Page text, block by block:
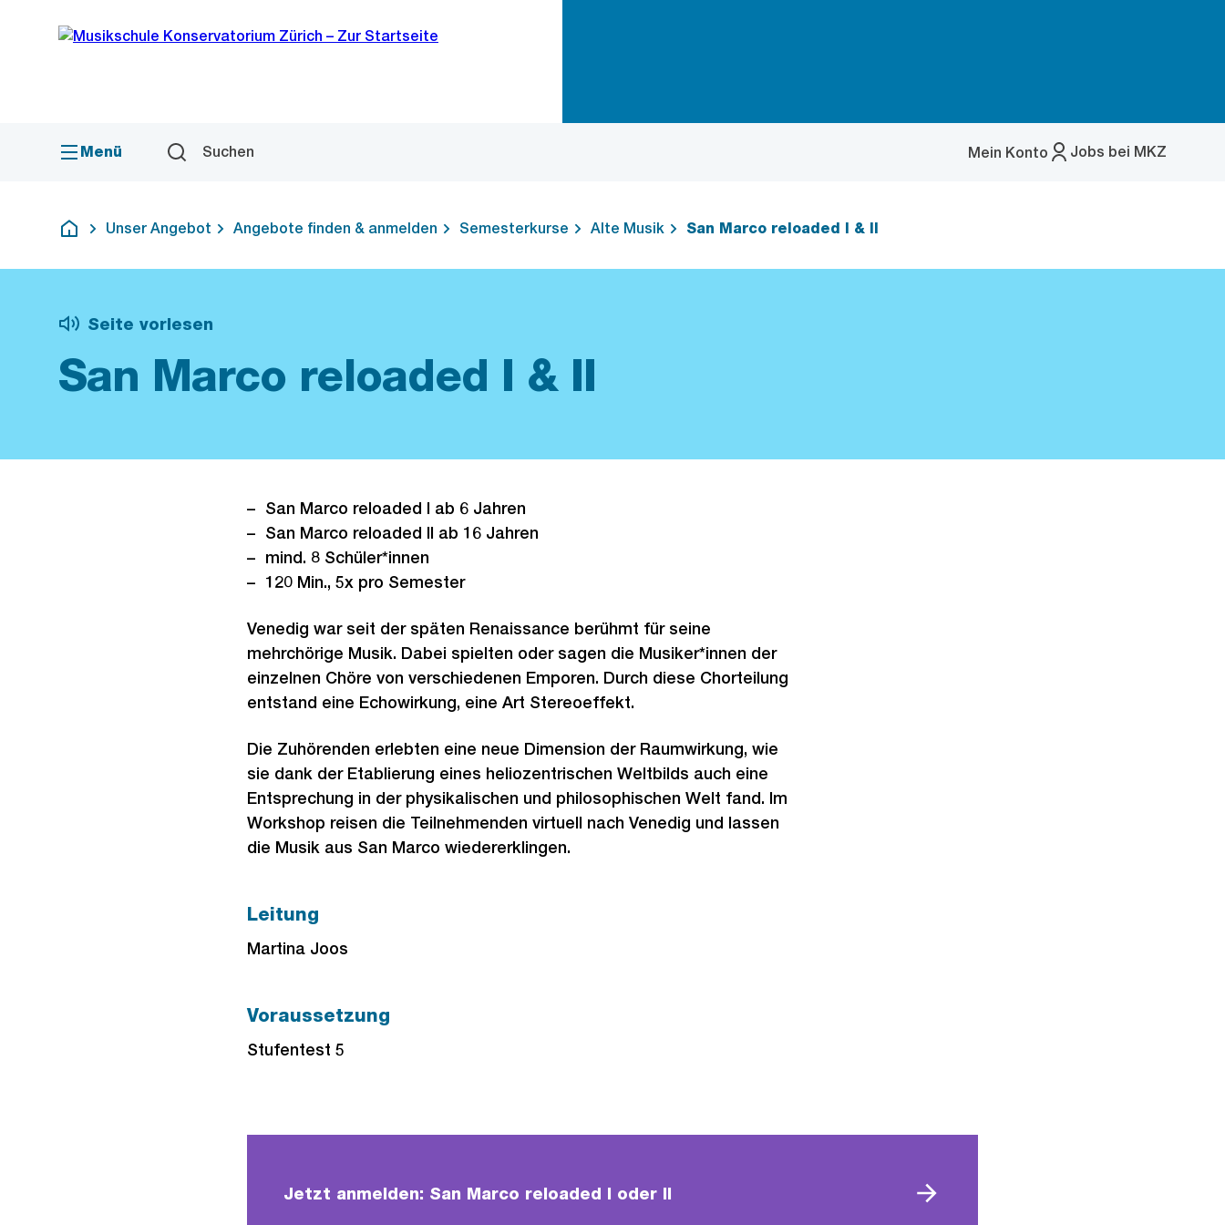
Navigation
Sprunglink
Menü Suchen Jobs bei MKZ
Mein Konto
Menü
Deutsch
Unser Angebot Angebote finden & anmelden Semesterkurse Alte Musik San Marco reloaded I & II
Seite vorlesen
San Marco reloaded I & II
San Marco reloaded I ab 6 Jahren
San Marco reloaded II ab 16 Jahren
mind. 8 Schüler*innen
120 Min., 5x pro Semester
Venedig war seit der späten Renaissance berühmt für seine
mehrchörige Musik. Dabei spielten oder sagen die Musiker*innen der
einzelnen Chöre von verschiedenen Emporen. Durch diese Chorteilung
entstand eine Echowirkung, eine Art Stereoeffekt.
Die Zuhörenden erlebten eine neue Dimension der Raumwirkung, wie
sie dank der Etablierung eines heliozentrischen Weltbilds auch eine
Entsprechung in der physikalischen und philosophischen Welt fand. Im
Workshop reisen die Teilnehmenden virtuell nach Venedig und lassen
die Musik aus San Marco wiedererklingen.
Leitung
Martina Joos
Voraussetzung
Stufentest 5
Jetzt anmelden: San Marco reloaded I oder II